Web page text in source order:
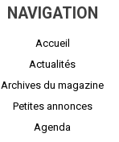
NAVIGATION
Accueil
Actualités
Archives du magazine
Petites annonces
Agenda